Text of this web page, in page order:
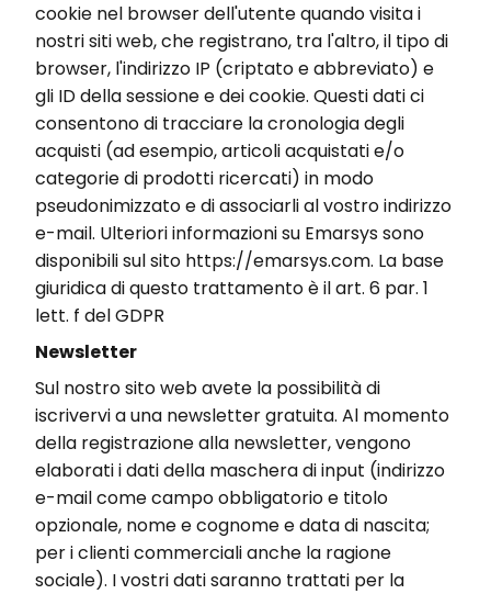
cookie nel browser dell'utente quando visita i
nostri siti web, che registrano, tra l'altro, il tipo di
browser, l'indirizzo IP (criptato e abbreviato) e
gli ID della sessione e dei cookie. Questi dati ci
consentono di tracciare la cronologia degli
acquisti (ad esempio, articoli acquistati e/o
categorie di prodotti ricercati) in modo
pseudonimizzato e di associarli al vostro indirizzo
e-mail. Ulteriori informazioni su Emarsys sono
disponibili sul sito https://emarsys.com. La base
giuridica di questo trattamento è il art. 6 par. 1
lett. f del GDPR
Newsletter
Sul nostro sito web avete la possibilità di
iscrivervi a una newsletter gratuita. Al momento
della registrazione alla newsletter, vengono
elaborati i dati della maschera di input (indirizzo
e-mail come campo obbligatorio e titolo
opzionale, nome e cognome e data di nascita;
per i clienti commerciali anche la ragione
sociale). I vostri dati saranno trattati per la